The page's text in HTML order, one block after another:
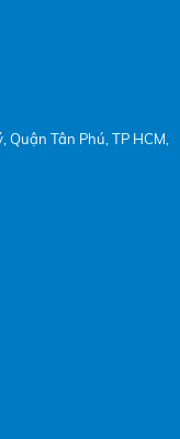
Quận Tân Phú, TP HCM,